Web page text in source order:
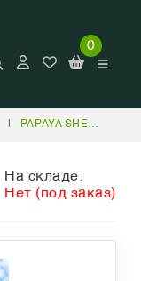
0
PAPAYA SHERBET
На складе:
Нет (под заказ)